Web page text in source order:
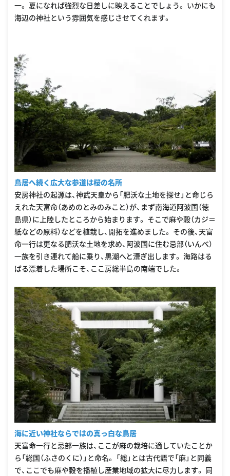
一。 夏になれば強烈な日差しに映えることでしょう。 いかにも
海辺の神社という雰囲気を感じさせてくれます。
鳥居へ続く広大な参道は桜の名所
安房神社の起源は、神武天皇から「肥沃な土地を探せ」と命じら
えれた天富命（あめのとみのみこと）が、まず南海道阿波国（徳
島県）に上陸したところから始まります。 そこで麻や穀（カジ＝
紙などの原料）などを植栽し、開拓を進めました。 その後、天富
命一行は更なる肥沃な土地を求め、阿波国に住む忌部（いんべ）
一族を引き連れて船に乗り、黒潮へと漕ぎ出します。 海路はる
ばる漂着した場所こそ、ここ房総半島の南端でした。
海に近い神社ならではの真っ白な鳥居
天富命一行と忌部一族は、ここが麻の栽培に適していたことか
ら「総国（ふさのくに）」と命名。 「総」とは古代語で「麻」と同義
で、ここでも麻や穀を播植し産業地域の拡大に尽力します。 同